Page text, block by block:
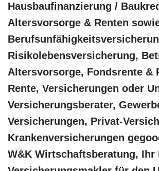
Hausbaufinanzierung /
Altersvorsorge & Renten
Risikolebensversicherung,
Altersvorsorge, Fondsrente &
Rente, Versicherungen oder
Versicherungsberater,
Versicherungen, Privat-
Krankenversicherungen
W&K Wirtschaftsberatung, Ihr